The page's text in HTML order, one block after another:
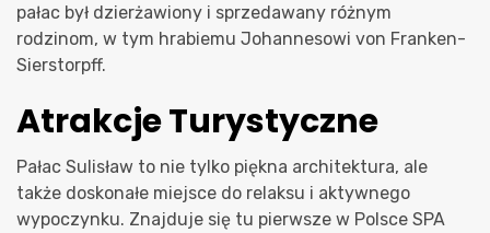
pałac był dzierżawiony i sprzedawany różnym
rodzinom, w tym hrabiemu Johannesowi von Franken-
Sierstorpff.
Atrakcje Turystyczne
Pałac Sulisław to nie tylko piękna architektura, ale
także doskonałe miejsce do relaksu i aktywnego
wypoczynku. Znajduje się tu pierwsze w Polsce SPA